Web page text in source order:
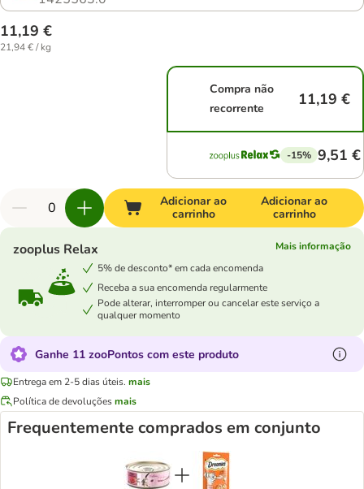
11,19 €
21,94 € / kg
Compra não
recorrente
11,19 €
-15% 9,51 €
Adicionar ao
carrinho
Adicionar ao
carrinho
zooplus Relax
Mais informação
5% de desconto* em cada encomenda
Receba a sua encomenda regularmente
Pode alterar, interromper ou cancelar este serviço a
qualquer momento
Ganhe 11 zooPontos com este produto
Entrega em 2-5 dias úteis. mais
Política de devoluçõesmais
Frequentemente comprados em conjunto